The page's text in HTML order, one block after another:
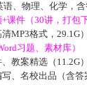
、物理、化学，含
课件（30讲，打包下
MP3格式，29.1G）
习题、素材库）
教案精选（11.2G）
、名校出品（含答